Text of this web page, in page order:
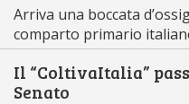
Arriva una boccata
comparto primario
Il “ColtivaItalia”
Senato